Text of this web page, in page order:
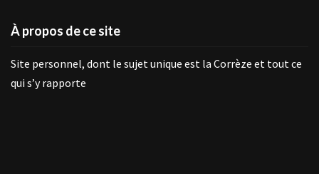
À propos de ce site
Site personnel, dont le sujet unique est la Corrèze et tout ce
qui s’y rapporte